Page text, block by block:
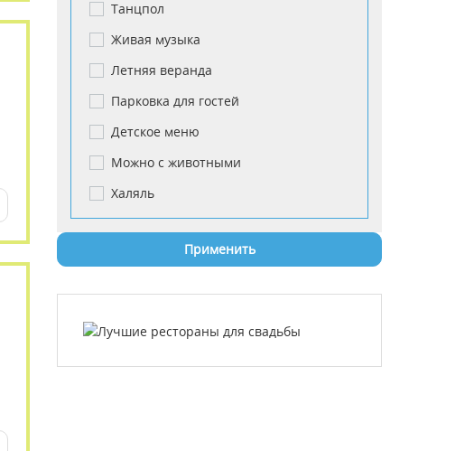
Танцпол
Живая музыка
Летняя веранда
Парковка для гостей
Детское меню
Можно с животными
Халяль
Применить